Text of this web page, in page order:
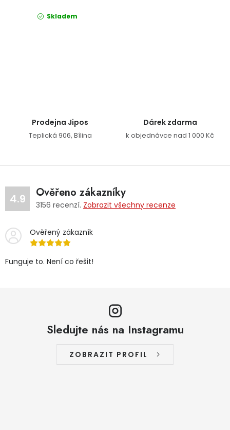
Skladem
Prodejna Jipos
Teplická 906, Bílina
Dárek zdarma
k objednávce nad 1 000 Kč
4.9 Ověřeno zákazníky
3156 recenzí. Zobrazit všechny recenze
Ověřený zákazník
Funguje to. Není co řešit!
Sledujte nás na Instagramu
ZOBRAZIT PROFIL